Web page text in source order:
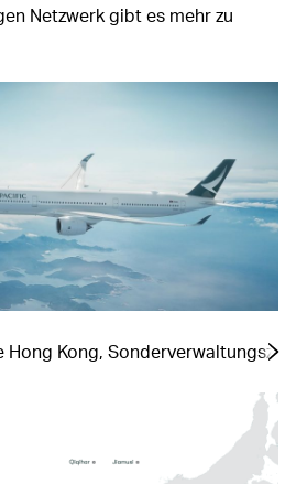
Netzwerk gibt es mehr zu
Kong,